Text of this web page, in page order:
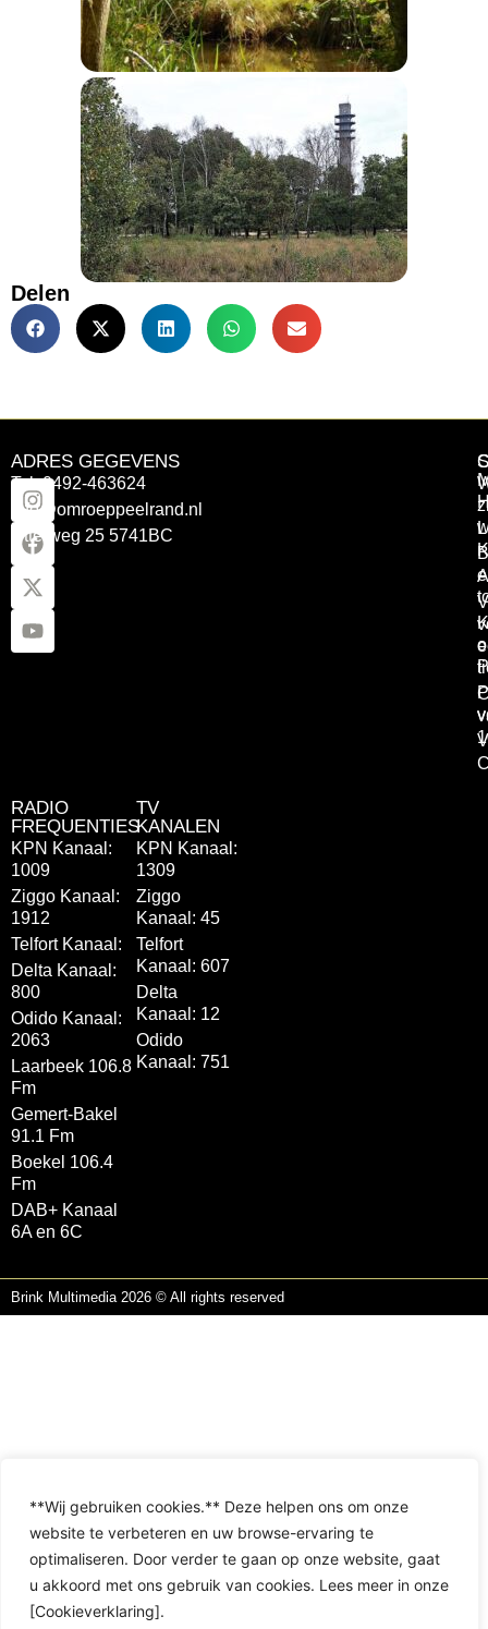
**Wij gebruiken cookies.** Deze helpen ons om onze
website te verbeteren en uw browse-ervaring te
optimaliseren. Door verder te gaan op onze website, gaat
u akkoord met ons gebruik van cookies. Lees meer in onze
[Cookieverklaring].
Delen
ADRES GEGEVENS
Tel: 0492-463624
info@omroeppeelrand.nl
Otterweg 25 5741BC
RADIO
FREQUENTIES
KPN Kanaal:
1009
Ziggo Kanaal:
1912
Telfort Kanaal:
Delta Kanaal:
800
Odido Kanaal:
2063
Laarbeek 106.8
Fm
Gemert-Bakel
91.1 Fm
Boekel 106.4
Fm
DAB+ Kanaal
6A en 6C
TV
KANALEN
KPN Kanaal:
1309
Ziggo
Kanaal: 45
Telfort
Kanaal: 607
Delta
Kanaal: 12
Odido
Kanaal: 751
Brink Multimedia 2026 © All rights reserved